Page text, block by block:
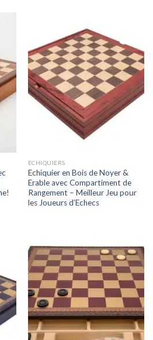
ECHIQUIERS
Echiquier en Bois de Noyer &
Erable avec Compartiment de
Rangement – Meilleur Jeu pour
les Joueurs d’Echecs